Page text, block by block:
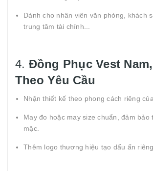
Dành cho nhân viên văn phòng, khách
trung tâm tài chính...
4. Đồng Phục Vest
Theo Yêu Cầu
Nhận thiết kế theo phong cách riêng
May đo hoặc may size chuẩn, đảm bảo
mặc.
Thêm logo thương hiệu tạo dấu ấn riêng.